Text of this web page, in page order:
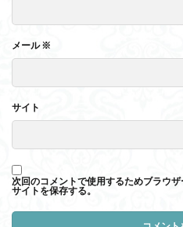
メール※
サイト
次回のコメントで使用するためブラウザ
サイトを保存する。